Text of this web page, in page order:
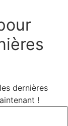
dernières
!